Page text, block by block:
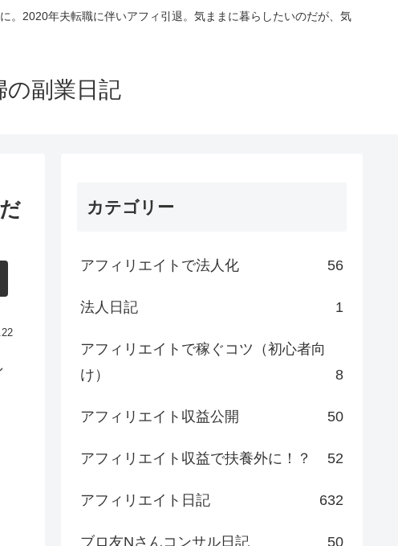
2020年夫転職に伴いアフィ引退。気ままに暮らしたいのだが、気
の副業日記
カテゴリー
アフィリエイトで法人化 56
法人日記 1
アフィリエイトで稼ぐコツ（初心者向
け）
8
アフィリエイト収益公開 50
アフィリエイト収益で扶養外に！？ 52
アフィリエイト日記 632
ブロ友Nさんコンサル日記 50